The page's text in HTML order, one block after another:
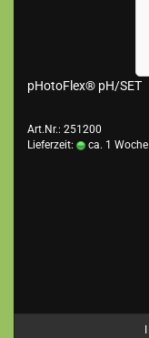
pHotoFlex® pH/SET
Art.Nr.: 251200
Lieferzeit:
ca. 1 Woche